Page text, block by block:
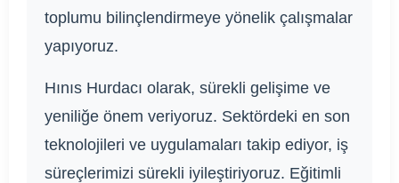
toplumu bilinçlendirmeye yönelik çalışmalar
yapıyoruz.
Hınıs Hurdacı olarak, sürekli gelişime ve
yeniliğe önem veriyoruz. Sektördeki en son
teknolojileri ve uygulamaları takip ediyor, iş
süreçlerimizi sürekli iyileştiriyoruz. Eğitimli